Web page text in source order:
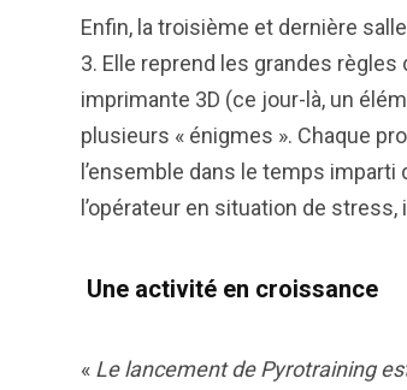
Enfin, la troisième et dernière
3. Elle reprend les grandes règles
imprimante 3D (ce jour-là, un
plusieurs « énigmes ». Chaque
l’ensemble dans le temps
l’opérateur en situation de
Une activité en croissance
« Le lancement de Pyrotraining